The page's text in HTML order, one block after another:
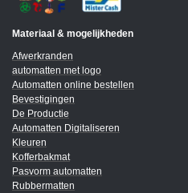
Materiaal & mogelijkheden
Afwerkranden
automatten met logo
Automatten online bestellen
Bevestigingen
De Productie
Automatten Digitaliseren
Kleuren
Kofferbakmat
Pasvorm automatten
Rubbermatten